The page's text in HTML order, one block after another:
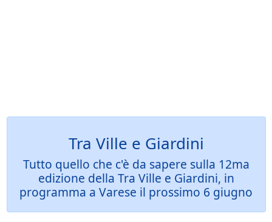
Tra Ville e Giardini
Tutto quello che c'è da sapere sulla 12ma
edizione della Tra Ville e Giardini, in
programma a Varese il prossimo 6 giugno